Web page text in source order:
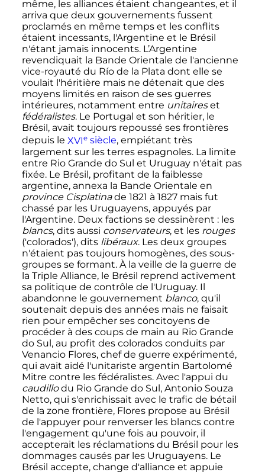
même, les alliances étaient changeantes, et il
arriva que deux gouvernements fussent
proclamés en même temps et les conflits
étaient incessants, l'Argentine et le Brésil
n'étant jamais innocents. L’Argentine
revendiquait la Bande Orientale de l'ancienne
vice-royauté du Río de la Plata dont elle se
voulait l'héritière mais ne détenait que des
moyens limités en raison de ses guerres
intérieures, notamment entre unitaireset
fédéralistes. Le Portugal et son héritier, le
Brésil, avait toujours repoussé ses frontières
depuis le XVIesiècle, empiétant très
largement sur les terres espagnoles. La limite
entre Rio Grande do Sul et Uruguay n'était pas
fixée. Le Brésil, profitant de la faiblesse
argentine, annexa la Bande Orientale en
province Cisplatinade 1821 à 1827 mais fut
chassé par les Uruguayens, appuyés par
l'Argentine. Deux factions se dessinèrent : les
blancs, dits aussi conservateurs, et les rouges
('colorados'), dits libéraux. Les deux groupes
n'étaient pas toujours homogènes, des sous-
groupes se formant. À la veille de la guerre de
la Triple Alliance, le Brésil reprend activement
sa politique de contrôle de l'Uruguay. Il
abandonne le gouvernement blanco, qu'il
soutenait depuis des années mais ne faisait
rien pour empêcher ses concitoyens de
procéder à des coups de main au Rio Grande
do Sul, au profit des colorados conduits par
Venancio Flores, chef de guerre expérimenté,
qui avait aidé l'unitariste argentin Bartolomé
Mitre contre les fédéralistes. Avec l'appui du
caudillodu Rio Grande do Sul, Antonio Souza
Netto, qui s'enrichissait avec le trafic de bétail
de la zone frontière, Flores propose au Brésil
de l'appuyer pour renverser les blancs contre
l'engagement qu'une fois au pouvoir, il
accepterait les réclamations du Brésil pour les
dommages causés par les Uruguayens. Le
Brésil accepte, change d'alliance et appuie